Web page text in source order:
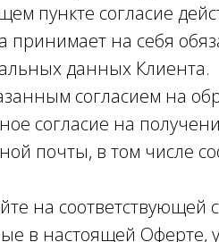
пункте согласие
принимает на себя
данных Клиента.
согласием на
согласие на
почты, в том числе
на соответствующей
в настоящей Оферте,